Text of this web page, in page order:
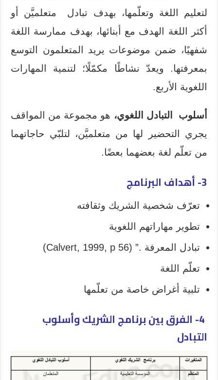
لتعليم اللغة وتعلّمها، بهدف تبادل متعلميَّن أو
أكثر اللغة الهدف مع أبنائها، بهدف ممارسة اللغة
شفهيًا، ضمن موضوعات يريد المتعلمون التوسع
بمعرفتها. ويعدّ نشاطًا مكمّلًا؛ لتنمية المهارات
اللغوية الأربع.
أسلوب التبادل اللغوي، هو مجموعة من المواقف
يجري التحضير لها من متعلميَّن، لتلبّي حاجاتهما
من تعلّم لغة بعضهما بعضًا.
3- أهداف البرنامج
تعرّف شخصية الشريك وثقافته
تطوير مهاراتهم اللغوية
تبادل المعرفة .” (Calvert, 1999, p 56)
تعلّم اللغة
تلبية أغراض خاصة من تعلّمها
الفرق بين برنامج الشريك وأسلوب
التبادل